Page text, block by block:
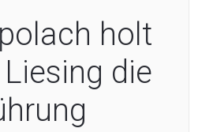
holt
die